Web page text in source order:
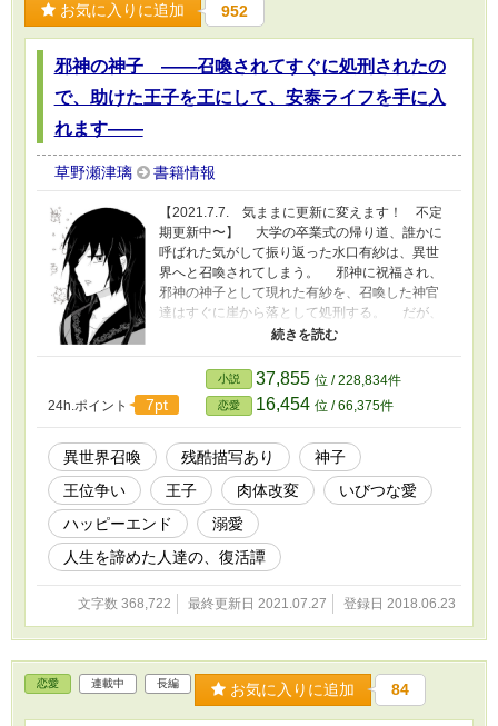
お気に入りに追加 952
邪神の神子 ――召喚されてすぐに処刑されたの
で、助けた王子を王にして、安泰ライフを手に入
れます――
草野瀬津璃 書籍情報
【2021.7.7. 気ままに更新に変えます！ 不定
期更新中〜】 大学の卒業式の帰り道、誰かに
呼ばれた気がして振り返った水口有紗は、異世
界へと召喚されてしまう。 邪神に祝福され、
邪神の神子として現れた有紗を、召喚した神官
達はすぐに崖から落として処刑する。 だが、
なぜか有紗は生き延びた。 そして森をさまよ
うが、水や食べ物を口にできないことに気づ
く。空腹でさまよう有紗は、死にかけている同
国の王子を見つける。 助けた王子になつかれ
た有紗は、安泰ライフを手に入れるため、王子
を王にしようとたくらむ。 食事が邪気になっ
てしまい、ただ飲み食いしているだけなのに、
周りの人を健康にしてしまう有紗と、身分の低
い側妃を母にもつため不遇な王子の、共依存の
ような、いびつな愛の行方は。 ※R15は残酷
描写、流血表現への保険です。 ※主人公が血
をなめるような描写があるので、苦手なかたは
気を付けて。 神子としての異世界召喚も
の、ハードモードバージョンです。 ※なんか
だんだん、「人生を諦めた人達の、復活譚」み
想があります。なんとなく、ですが。 試しに
書いてみた作品です。 ついでに設定を詰め直
24h.ポイント 7pt
小説 37,855 位 / 228,834件
恋愛 16,454 位 / 66,375件
異世界召喚 残酷描写あり
神子
王位争い
王子 肉体改変
いびつな愛
ハッピーエンド
溺愛
人生を諦めた人達の、復活譚
文字数 368,722 最終更新日 2021.07.27 登録日 2018.06.23
恋愛 連載中 長編 お気に入りに追加 84